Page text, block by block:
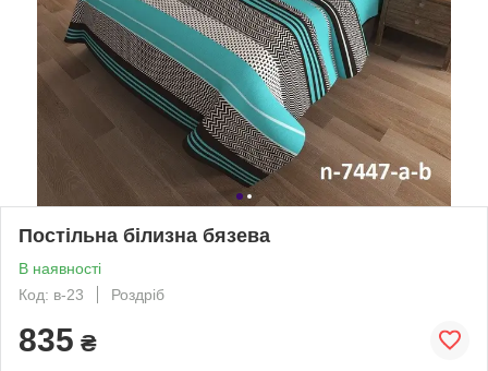
Постільна білизна бязева
В наявності
Код: в-23
Роздріб
835 ₴